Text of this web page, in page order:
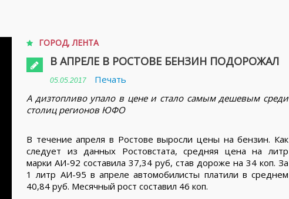
ГОРОД,ЛЕНТА
В АПРЕЛЕ В РОСТОВЕ БЕНЗИН ПОДОРОЖАЛ
05.05.2017
Печать
А дизтопливо упало в цене и стало самым дешевым среди
столиц регионов ЮФО
В течение апреля в Ростове выросли цены на бензин. Как
следует из данных Ростовстата, средняя цена на литр
марки АИ-92 составила 37,34 руб, став дороже на 34 коп. За
1 литр АИ-95 в апреле автомобилисты платили в среднем
40,84 руб. Месячный рост составил 46 коп.